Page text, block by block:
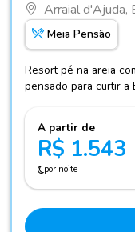
Arraial d'Ajuda,
Meia Pensão
Resort pé na areia
pensado para curtir a
A partir de
R$ 1.543
por noite